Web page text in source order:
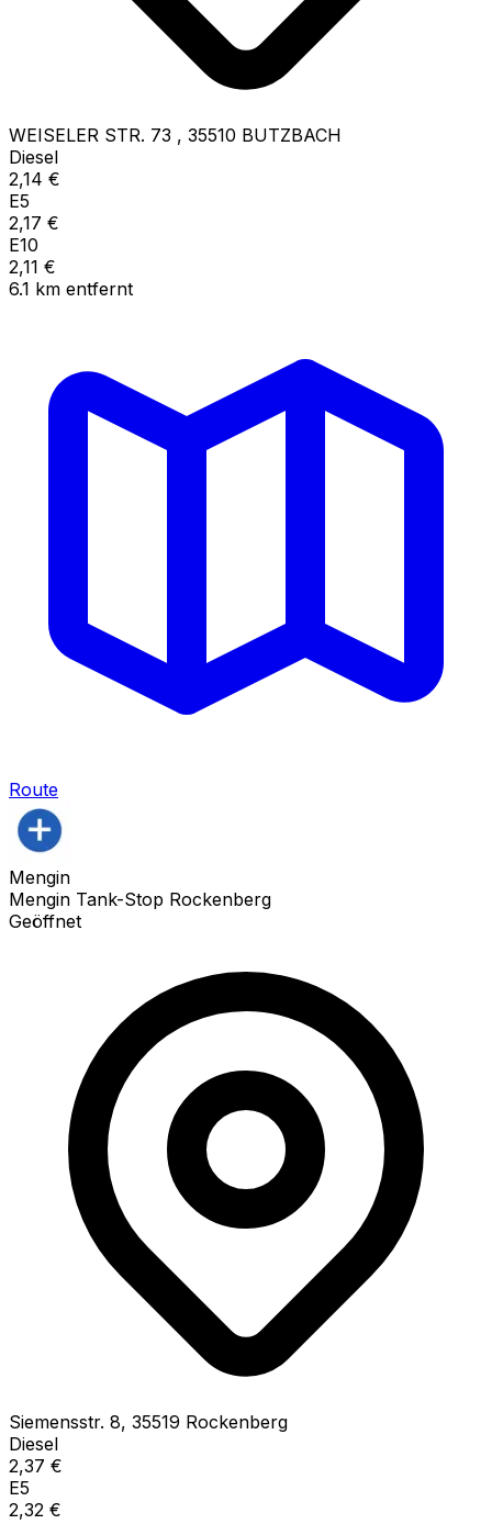
WEISELER STR. 73 , 35510 BUTZBACH
Diesel
2,14 €
E5
2,17 €
E10
2,11 €
6.1 km entfernt
Route
Mengin
Mengin Tank-Stop Rockenberg
Geöffnet
Siemensstr. 8, 35519 Rockenberg
Diesel
2,37 €
E5
2,32 €